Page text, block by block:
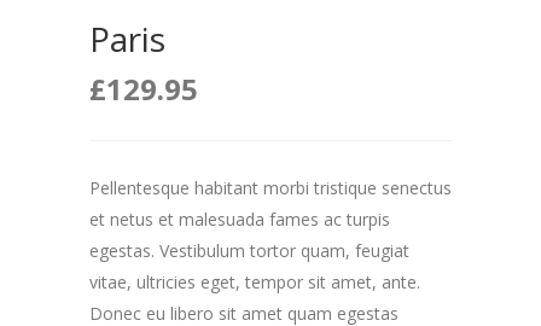
Paris
£129.95
Pellentesque habitant morbi tristique senectus
et netus et malesuada fames ac turpis
egestas. Vestibulum tortor quam, feugiat
vitae, ultricies eget, tempor sit amet, ante.
Donec eu libero sit amet quam egestas